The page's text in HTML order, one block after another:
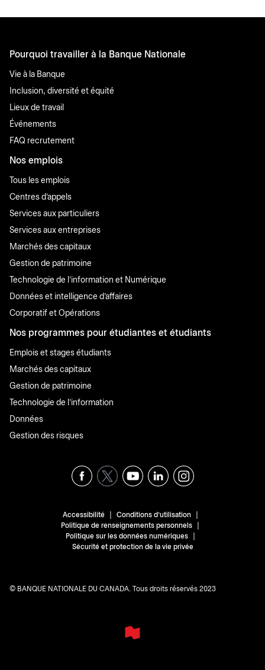
Pourquoi travailler à la Banque Nationale
Vie à la Banque
Inclusion, diversité et équité
Lieux de travail
Événements
FAQ recrutement
Nos emplois
Tous les emplois
Centres d'appels
Services aux particuliers
Services aux entreprises
Marchés des capitaux
Gestion de patrimoine
Technologie de l'information et Numérique
Données et intelligence d'affaires
Corporatif et Opérations
Nos programmes pour étudiantes et étudiants
Emplois et stages étudiants
Marchés des capitaux
Gestion de patrimoine
Technologie de l'information
Données
Gestion des risques
Accessibilité Conditions d'utilisation
Politique de renseignements personnels
Politique sur les données numériques
Sécurité et protection de la vie privée
© BANQUE NATIONALE DU CANADA. Tous droits réservés 2023